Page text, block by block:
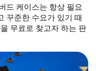
드 케이스는 항상 필요
꾸준한 수요가 있기 때
무료로 찾고자 하는 판